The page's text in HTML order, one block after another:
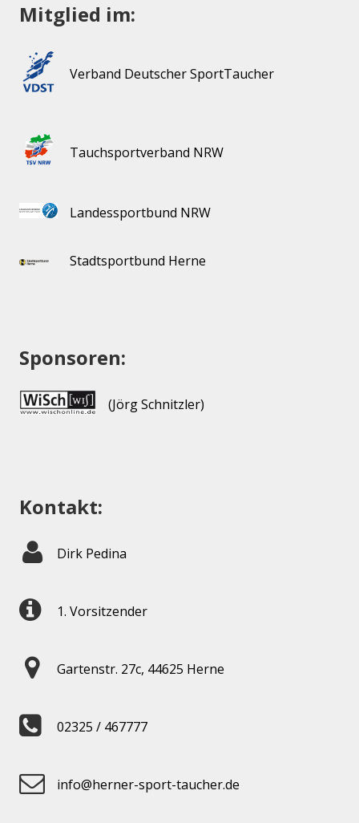
Mitglied im:
Verband Deutscher SportTaucher
Tauchsportverband NRW
Landessportbund NRW
Stadtsportbund Herne
Sponsoren:
(Jörg Schnitzler)
Kontakt:
Dirk Pedina
1. Vorsitzender
Gartenstr. 27c, 44625 Herne
02325 / 467777
info@herner-sport-taucher.de